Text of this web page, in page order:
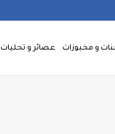
و مخبوزات عصائر و تحليات